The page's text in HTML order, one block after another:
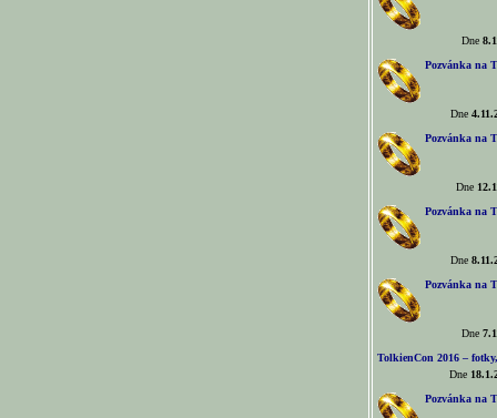
Dne
Pozvánka na
Dne
Pozvánka na
Dne
Pozvánka na
Dne
Pozvánka na
Dne
TolkienCon 2016 –
Dne
Pozvánka na